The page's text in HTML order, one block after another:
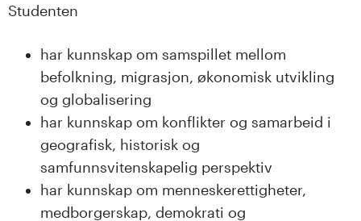
Studenten
har kunnskap om samspillet mellom
befolkning, migrasjon, økonomisk utvikling
og globalisering
har kunnskap om konflikter og samarbeid i
geografisk, historisk og
samfunnsvitenskapelig perspektiv
har kunnskap om menneskerettigheter,
medborgerskap, demokrati og